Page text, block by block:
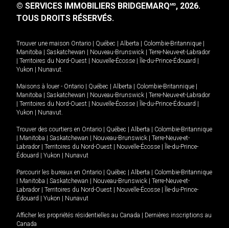
© SERVICES IMMOBILIERS BRIDGEMARQMD, 2026.
TOUS DROITS RÉSERVÉS.
Trouver une maison Ontario | Québec | Alberta | Colombie-Britannique |
Manitoba | Saskatchewan | Nouveau-Brunswick | Terre-Neuve-et-Labrador
| Territoires du Nord-Ouest | Nouvelle-Écosse | Île-du-Prince-Édouard |
Yukon | Nunavut
Maisons à louer - Ontario | Québec | Alberta | Colombie-Britannique |
Manitoba | Saskatchewan | Nouveau-Brunswick | Terre-Neuve-et-Labrador
| Territoires du Nord-Ouest | Nouvelle-Écosse | Île-du-Prince-Édouard |
Yukon | Nunavut
Trouver des courtiers en Ontario | Québec | Alberta | Colombie-Britannique
| Manitoba | Saskatchewan | Nouveau-Brunswick | Terre-Neuve-et-
Labrador | Territoires du Nord-Ouest | Nouvelle-Écosse | Île-du-Prince-
Édouard | Yukon | Nunavut
Parcourir les bureaux en Ontario | Québec | Alberta | Colombie-Britannique
| Manitoba | Saskatchewan | Nouveau-Brunswick | Terre-Neuve-et-
Labrador | Territoires du Nord-Ouest | Nouvelle-Écosse | Île-du-Prince-
Édouard | Yukon | Nunavut
Afficher les propriétés résidentielles au Canada | Dernières inscriptions au
Canada